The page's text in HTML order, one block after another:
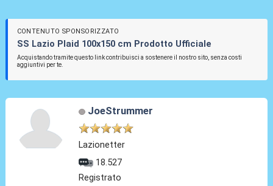
CONTENUTO SPONSORIZZATO
SS Lazio Plaid 100x150 cm Prodotto Ufficiale
Acquistando tramite questo link contribuisci a sostenere il nostro sito, senza costi
aggiuntivi per te.
JoeStrummer
Lazionetter
18.527
Registrato